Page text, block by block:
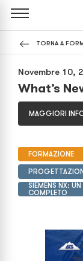
TORNA A
Novembre 10,
What’s
MAGGIORI
FORMAZIONE
SIEMENS NX:
COMPLETO